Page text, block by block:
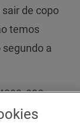
de copo
temos
a
096
a
das 09h